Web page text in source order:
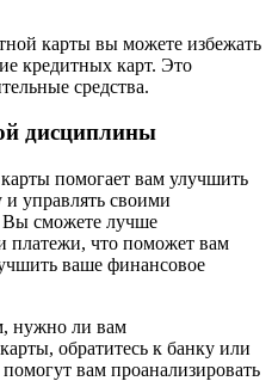
карты вы можете избежать
кредитных карт. Это
средства.
дисциплины
помогает вам улучшить
управлять своими
Вы сможете лучше
платежи, что поможет вам
ваше финансовое
нужно ли вам
обратитесь к банку или
вам проанализировать